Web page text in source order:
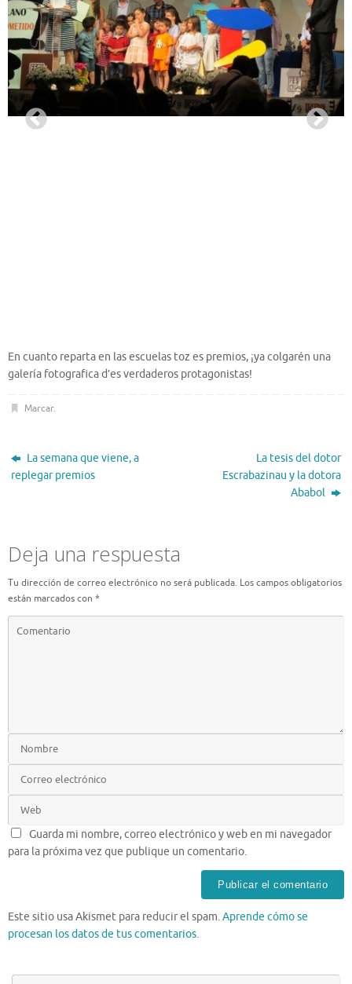
En cuanto reparta en las escuelas toz es premios, ¡ya colgarén una
galería fotografica d’es verdaderos protagonistas!
Marcar.
La semana que viene, a
replegar premios
La tesis del dotor
Escrabazinau y la dotora
Ababol
Deja una respuesta
Tu dirección de correo electrónico no será publicada. Los campos obligatorios
están marcados con *
Guarda mi nombre, correo electrónico y web en mi navegador
para la próxima vez que publique un comentario.
Este sitio usa Akismet para reducir el spam.Aprende cómo se
procesan los datos de tus comentarios.